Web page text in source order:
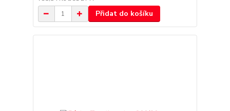
Přidat do košíku